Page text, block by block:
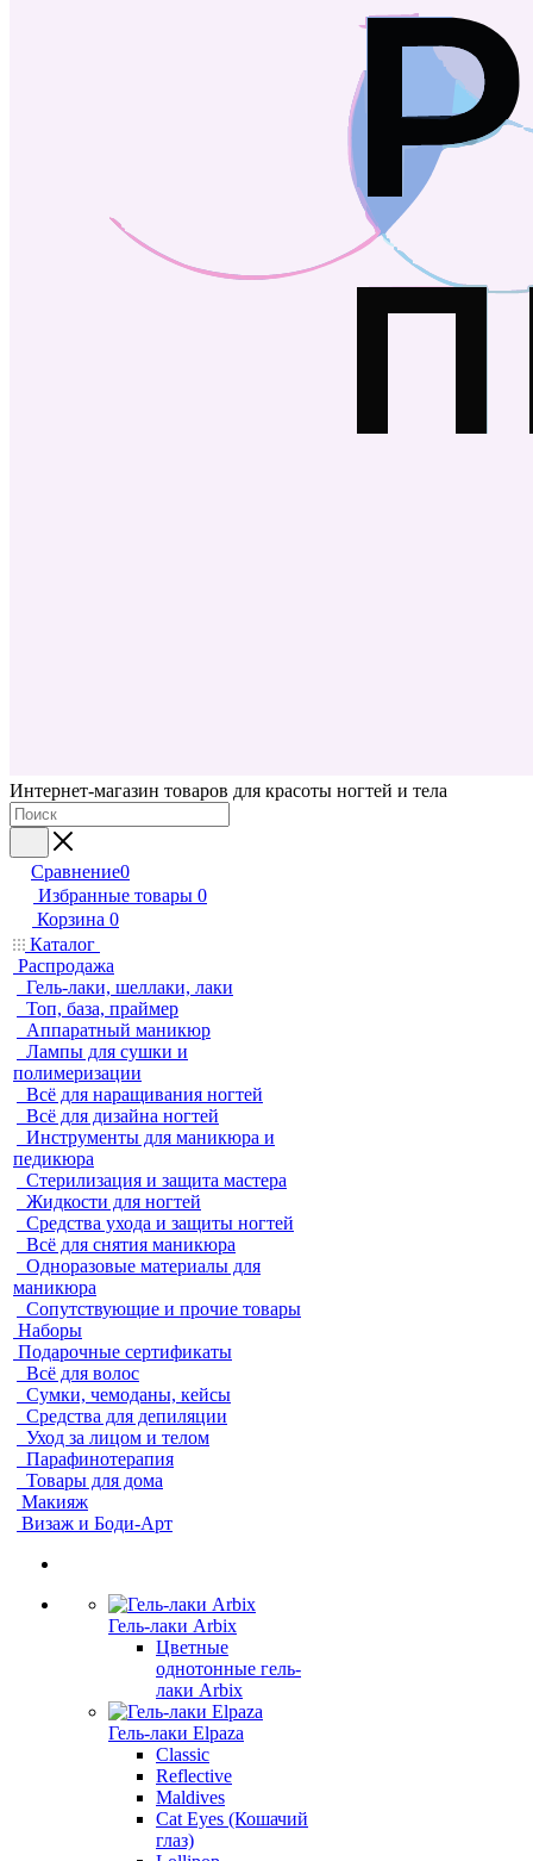
Интернет-магазин товаров для красоты ногтей и тела
Сравнение0
Избранные товары 0
Корзина 0
Каталог
Распродажа
Гель-лаки, шеллаки, лаки
Топ, база, праймер
Аппаратный маникюр
Лампы для сушки и
полимеризации
Всё для наращивания ногтей
Всё для дизайна ногтей
Инструменты для маникюра и
педикюра
Стерилизация и защита мастера
Жидкости для ногтей
Средства ухода и защиты ногтей
Всё для снятия маникюра
Одноразовые материалы для
маникюра
Сопутствующие и прочие товары
Наборы
Подарочные сертификаты
Всё для волос
Сумки, чемоданы, кейсы
Средства для депиляции
Уход за лицом и телом
Парафинотерапия
Товары для дома
Макияж
Визаж и Боди-Арт
Гель-лаки Arbix
Цветные
однотонные гель-
лаки Arbix
Гель-лаки Elpaza
Classic
Reflective
Maldives
Cat Eyes (Кошачий
глаз)